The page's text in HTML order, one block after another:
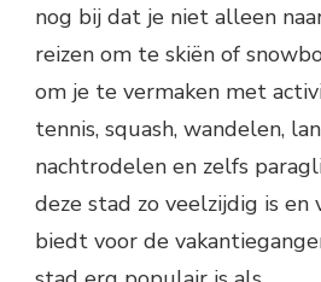
nog bij dat je niet alleen
reizen om te skiën of
om je te vermaken met
tennis, squash, wandelen,
nachtrodelen en zelfs
deze stad zo veelzijdig is
biedt voor de